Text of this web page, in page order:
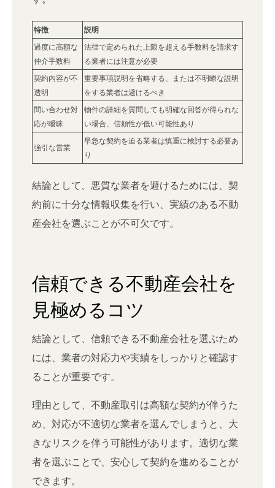
特徴
説明
過度に高額な
仲介手数料
法律で定められた上限を超える手数料を請求す
る業者には注意が必要
契約内容が不
透明
重要事項説明を省略する、または不明瞭な説明
をする業者は避けるべき
問い合わせ対
応が曖昧
物件の詳細を質問しても明確な回答が得られな
い場合、信頼性が低い可能性あり
強引な営業
早急な契約を迫る業者は慎重に検討する必要あ
り
結論として、悪質な業者を避けるためには、契
約前に十分な情報収集を行い、実績のある不動
産会社を選ぶことが不可欠です。
信頼できる不動産会社を
見極めるコツ
結論として、信頼できる不動産会社を選ぶため
には、業者の対応力や実績をしっかりと確認す
ることが重要です。
理由として、不動産取引は高額な契約が伴うた
め、対応が不適切な業者を選んでしまうと、大
きなリスクを伴う可能性があります。適切な業
者を選ぶことで、安心して契約を進めることが
できます。